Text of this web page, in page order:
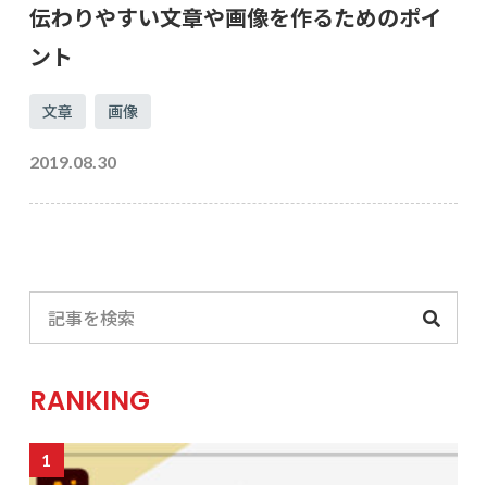
伝わりやすい文章や画像を作るためのポイ
ント
文章 画像
2019.08.30
RANKING